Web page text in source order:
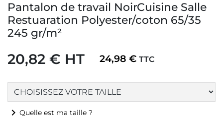
Pantalon de travail NoirCuisine Salle
Restuaration Polyester/coton 65/35
245 gr/m²
20,82 € HT 24,98 € TTC
chevron_right Quelle est ma taille ?